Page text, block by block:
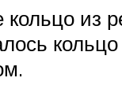
из